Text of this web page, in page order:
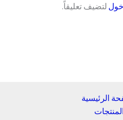
لتضيف تعليقاً.
الرئيسية